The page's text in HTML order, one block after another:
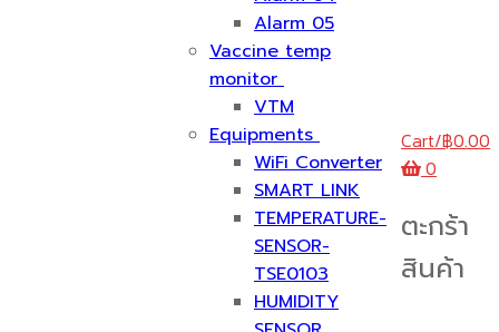
Alarm 05
Vaccine temp
monitor
VTM
Equipments
WiFi Converter
SMART LINK
TEMPERATURE-
SENSOR-
TSE0103
HUMIDITY
Cart/฿0.00
0
ตะกร้า
สินค้า